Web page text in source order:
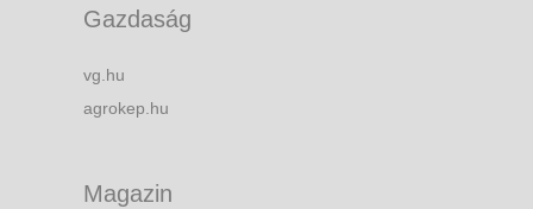
Gazdaság
vg.hu
agrokep.hu
Magazin